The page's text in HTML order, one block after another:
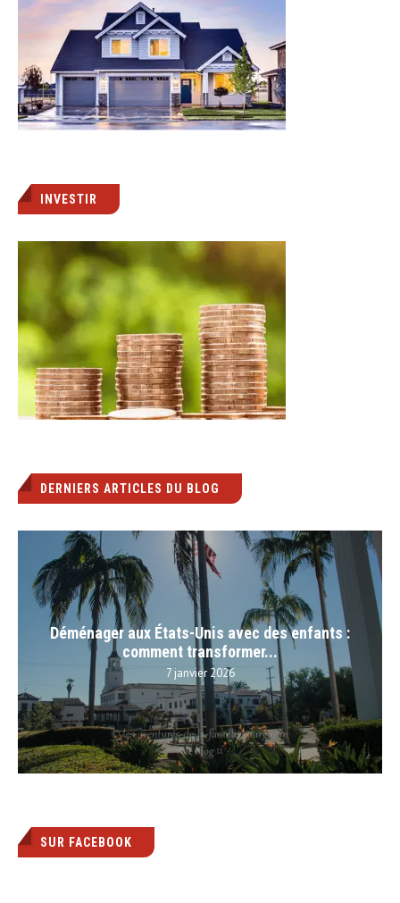
INVESTIR
DERNIERS ARTICLES DU BLOG
Déménager aux États-Unis avec des enfants :
comment transformer...
7 janvier 2026
SUR FACEBOOK